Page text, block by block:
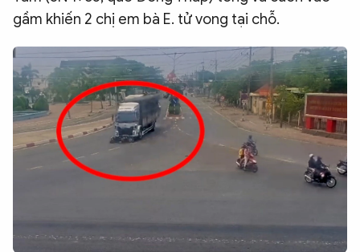
eMagazine
Podcast
Video Ảnh
Infographic
Chuyên trangAn ninh thế giới
Văn nghệ Công an
gầm khiến 2 chị em bà E. tử vong tại chỗ.